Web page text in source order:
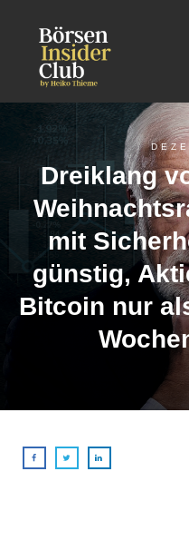
Dreiklang
mit
günstig,
Bitcoin nur